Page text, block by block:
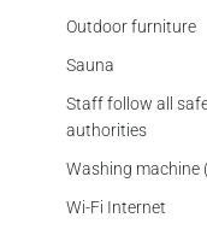
Outdoor furniture
Sauna
Staff follow all
authorities
Washing machine
Wi-Fi Internet